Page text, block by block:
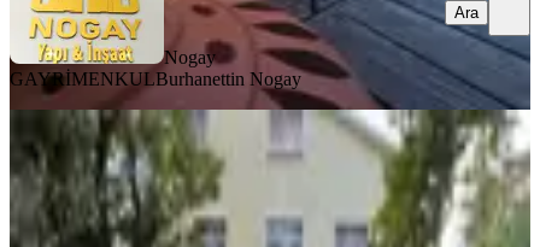
Nogay
GAYRİMENKULBurhanettin Nogay
Ara
Vista Yapı'dan Silivri Gümüşyaka'da
Ful Eşyalı Satılık Villa
Silivri, Gümüşyaka Mahallesi